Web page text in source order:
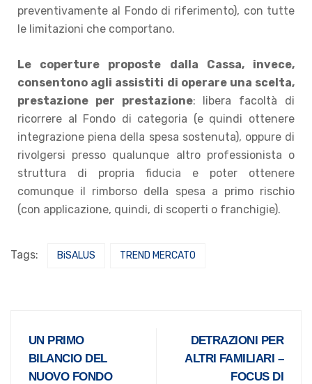
preventivamente al Fondo di riferimento), con tutte
le limitazioni che comportano.
Le coperture proposte dalla Cassa, invece,
consentono agli assistiti di operare una scelta,
prestazione per prestazione: libera facoltà di
ricorrere al Fondo di categoria (e quindi ottenere
integrazione piena della spesa sostenuta), oppure di
rivolgersi presso qualunque altro professionista o
struttura di propria fiducia e poter ottenere
comunque il rimborso della spesa a primo rischio
(con applicazione, quindi, di scoperti o franchigie).
Tags: BiSALUS TREND MERCATO
UN PRIMO
BILANCIO DEL
NUOVO FONDO
DETRAZIONI PER
ALTRI FAMILIARI –
FOCUS DI